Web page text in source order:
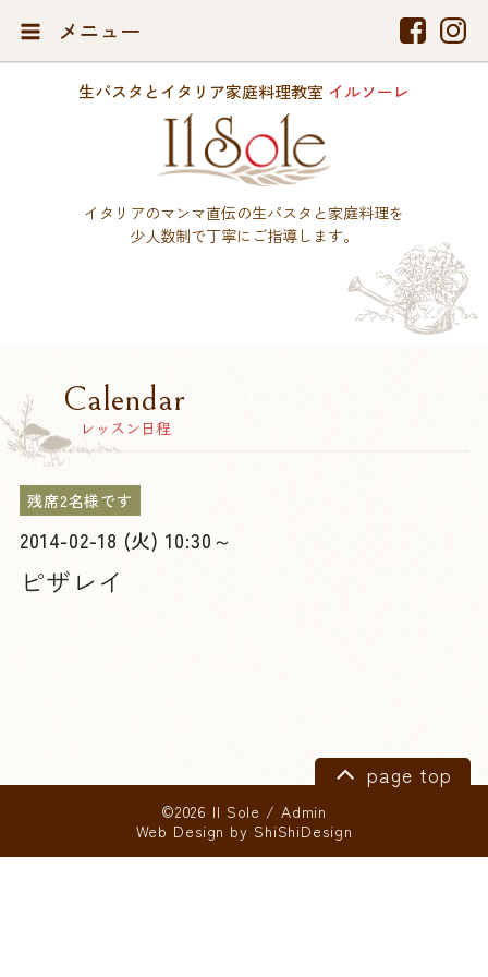
メニュー
生パスタとイタリア家庭料理教室 イルソーレ
イタリアのマンマ直伝の生パスタと家庭料理を
少人数制で丁寧にご指導します。
Calendar
レッスン日程
残席2名様です
2014-02-18 (火) 10:30～
ピザレイ
page top
©2026 Il Sole / Admin
Web Design by ShiShiDesign